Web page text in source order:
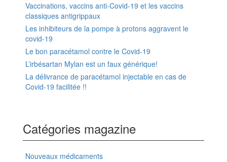
Vaccinations, vaccins anti-Covid-19 et les vaccins
classiques antigrippaux
Les inhibiteurs de la pompe à protons aggravent le
covid-19
Le bon paracétamol contre le Covid-19
L’irbésartan Mylan est un faux générique!
La délivrance de paracétamol injectable en cas de
Covid-19 facilitée !!
Catégories magazine
Nouveaux médicaments